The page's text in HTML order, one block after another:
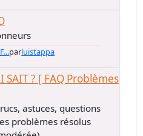
parluistappa
SAIT ? [ FAQ Problèmes
astuces, questions
problèmes résolus